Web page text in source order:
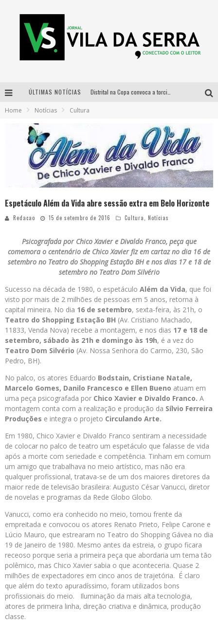
ÚLTIMAS NOTÍCIAS
Cidade Junina se consolida como vitrine estratégica para grandes marcas e se despede com Xand Avião e Mari Fernandez
Designer mineira lança jogo educativo sobre coleta seletiva na maior feira de jogos de tabuleiro da América Latina
Home Notícias Cultura
Espetáculo Além da Vida abre sessão extra em Belo Horizonte
Redacao 15 de setembro de 2016 Cultura, Notícias
Psicografada por Chico Xavier e Divaldo Franco, peça que
comemora o centenário de Chico Xavier fiz em cartaz no dia 16 de
setembro no Teatro do Shopping Estação BH e nos dias 17 e 18 de
setembro no Teatro Dom Silvério
Sucesso na década de 1980, o espetáculo Além da Vida, que foi
visto por mais de 2 milhões de pessoas em 5 anos, retorna à
capital mineira. No dia 16 de setembro, sexta-feira, às 21h, o
Teatro do Shopping Estação BH (Av. Cristiano Machado,
11833, Venda Nova) recebe a montagem, e nos dias 17 e 18 de
setembro, sábado às 21h e domingo às 19h, é a vez do
Teatro Dom Silvério (Av. Nossa Senhora do Carmo, 230, São
Pedro, BH).
No palco, os atores Eduardo Bodstain, Cristiane Natale,
Marcelo Gomes, Danilo Francesco e Ellen Bueno atuam em
uma peça psicografada por Chico Xavier e Divaldo Franco. A
montagem conta com a realização e produção da Sílvio Ferreira
Produções e integra o projeto Circulando Arte.
Em 1980, Chico Xavier e Divaldo Franco sentiram a necessidade
de colocar no palco de teatro um espetáculo que falasse de vida
após a morte com seriedade e competência. Tinham em comum
um amigo que trabalhava no meio artístico, mas não era
qualquer profissional, tratava-se de um dos maiores diretores da
maior rede de televisão brasileira: Augusto César Vanucci, diretor
de novelas e programas da Rede Globo Globo.
Vanucci, como era conhecido no meio, tomou frente da
empreitada e convocou os atores Renato Prieto, Felipe Carone e
Lúcio Mauro, que estrearam no Teatro do Shopping Gávea no dia
19 de Janeiro de 1980. Mesmo antes da estreia, o grupo ficara
receoso porque seria a primeira peça que abordaria um tema tão
polêmico, mas Chico Xavier sabia o que aconteceria. Quase 2
milhões de expectadores em cinco anos de trajetória. É claro
que além do texto apuradíssimo, foram utilizados bons
profissionais do meio. Iluminação da mais alta tecnologia,
atores de primeira linha, direção criativa e dinâmica, produção
classe.